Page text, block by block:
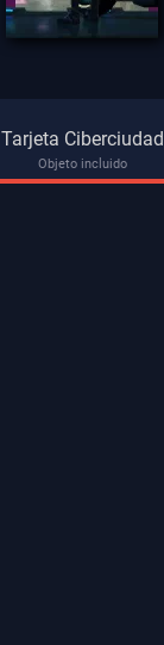
Tarjeta Ciberciudad
Objeto incluido